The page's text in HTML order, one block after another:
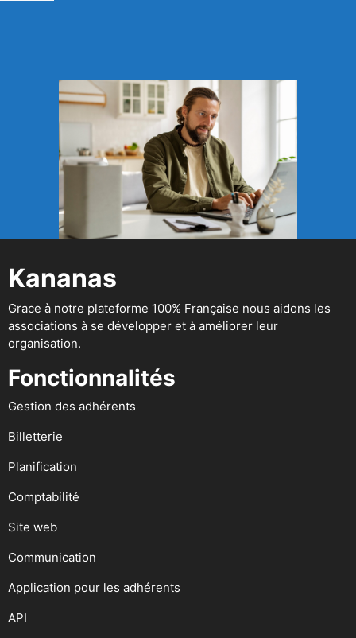
Kananas
Grace à notre plateforme 100% Française nous aidons les
associations à se développer et à améliorer leur
organisation.
Fonctionnalités
Gestion des adhérents
Billetterie
Planification
Comptabilité
Site web
Communication
Application pour les adhérents
API